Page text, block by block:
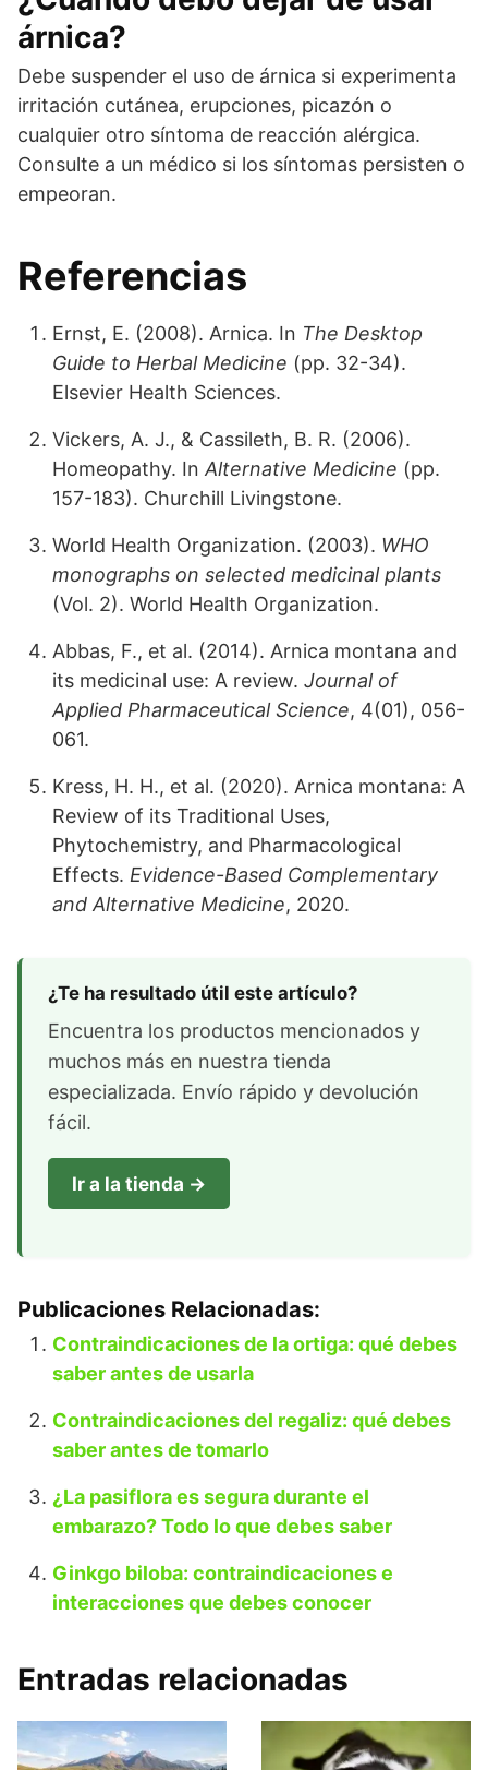
árnica?
Debe suspender el uso de árnica si experimenta
irritación cutánea, erupciones, picazón o
cualquier otro síntoma de reacción alérgica.
Consulte a un médico si los síntomas persisten o
empeoran.
Referencias
Ernst, E. (2008). Arnica. In The Desktop
Guide to Herbal Medicine (pp. 32-34).
Elsevier Health Sciences.
Vickers, A. J., & Cassileth, B. R. (2006).
Homeopathy. InAlternative Medicine (pp.
157-183). Churchill Livingstone.
World Health Organization. (2003). WHO
monographs on selected medicinal plants
(Vol. 2). World Health Organization.
Abbas, F., et al. (2014). Arnica montana and
its medicinal use: A review. Journal of
Applied Pharmaceutical Science, 4(01), 056-
061.
Kress, H. H., et al. (2020). Arnica montana: A
Review of its Traditional Uses,
Phytochemistry, and Pharmacological
Effects. Evidence-Based Complementary
and Alternative Medicine, 2020.
¿Te ha resultado útil este artículo?
Encuentra los productos mencionados y
muchos más en nuestra tienda
especializada. Envío rápido y devolución
fácil.
Ir a la tienda →
Publicaciones Relacionadas:
Contraindicaciones de la ortiga: qué debes
saber antes de usarla
Contraindicaciones del regaliz: qué debes
saber antes de tomarlo
¿La pasiflora es segura durante el
embarazo? Todo lo que debes saber
Ginkgo biloba: contraindicaciones e
interacciones que debes conocer
Entradas relacionadas